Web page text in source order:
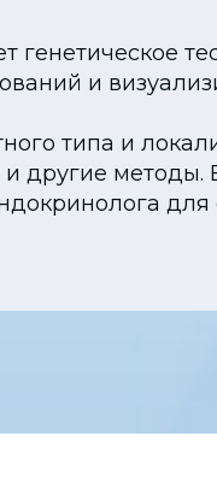
генетическое
и
типа и
другие методы.